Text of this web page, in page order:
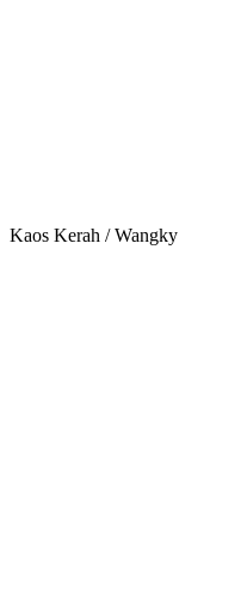
Kaos Kerah / Wangky